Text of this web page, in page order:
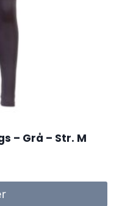
– Grå – Str. M